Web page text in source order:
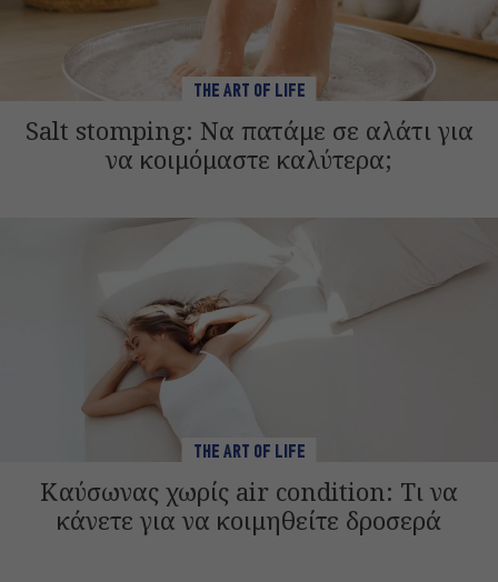
THE ART OF LIFE
Salt stomping: Να πατάμε σε αλάτι για
να κοιμόμαστε καλύτερα;
THE ART OF LIFE
Καύσωνας χωρίς air condition: Τι να
κάνετε για να κοιμηθείτε δροσερά